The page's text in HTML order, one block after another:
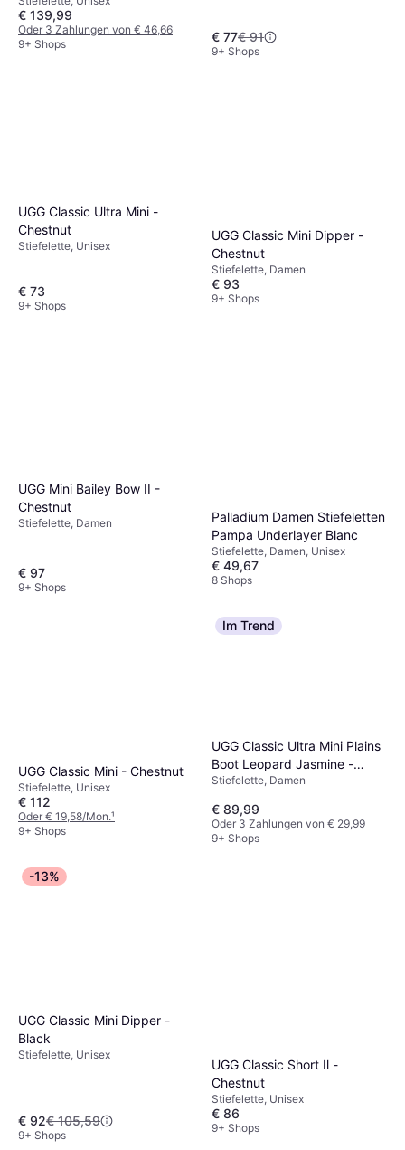
€ 139,99
Oder 3 Zahlungen von € 46,66
9+ Shops
€ 77€ 91
9+ Shops
UGG Classic Ultra Mini -
Chestnut
Stiefelette, Unisex
€ 73
9+ Shops
UGG Classic Mini Dipper -
Chestnut
Stiefelette, Damen
€ 93
9+ Shops
UGG Mini Bailey Bow II -
Chestnut
Stiefelette, Damen
€ 97
9+ Shops
Palladium Damen Stiefeletten
Pampa Underlayer Blanc
Stiefelette, Damen, Unisex
€ 49,67
8 Shops
UGG Classic Mini - Chestnut
Stiefelette, Unisex
€ 112
Oder € 19,58/Mon.¹
9+ Shops
Im Trend
UGG Classic Ultra Mini Plains
Boot Leopard Jasmine -
Camel/Hellbeige/Umbra
Stiefelette, Damen
€ 89,99
Oder 3 Zahlungen von € 29,99
9+ Shops
-13%
UGG Classic Mini Dipper -
Black
Stiefelette, Unisex
€ 92€ 105,59
9+ Shops
UGG Classic Short Il -
Chestnut
Stiefelette, Unisex
€ 86
9+ Shops